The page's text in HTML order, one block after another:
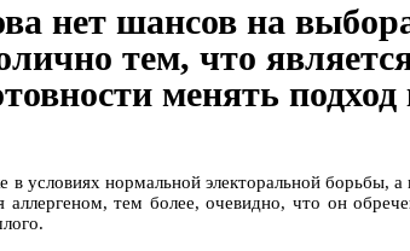
нет шансов на
тем, что
менять подход
нормальной электоральной борьбы, а
тем более, очевидно, что он